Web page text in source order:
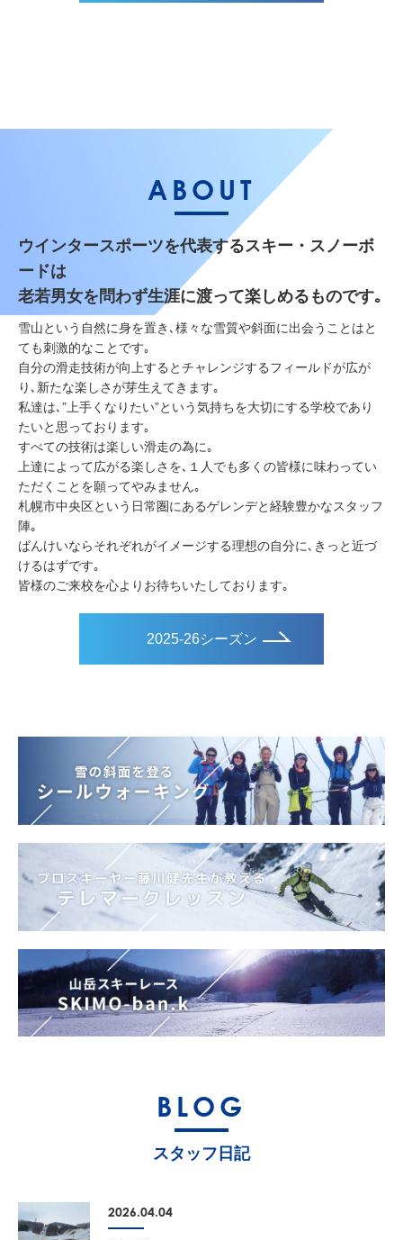
ABOUT
ウインタースポーツを代表するスキー・スノーボ
ードは
老若男女を問わず生涯に渡って楽しめるものです｡
雪山という自然に身を置き､様々な雪質や斜面に出会うことはと
ても刺激的なことです｡
自分の滑走技術が向上するとチャレンジするフィールドが広が
り､新たな楽しさが芽生えてきます｡
私達は､”上手くなりたい”という気持ちを大切にする学校であり
たいと思っております｡
すべての技術は楽しい滑走の為に｡
上達によって広がる楽しさを､１人でも多くの皆様に味わってい
ただくことを願ってやみません｡
札幌市中央区という日常圏にあるゲレンデと経験豊かなスタッフ
陣｡
ばんけいならそれぞれがイメージする理想の自分に､きっと近づ
けるはずです｡
皆様のご来校を心よりお待ちいたしております｡
2025-26シーズン
BLOG
スタッフ日記
2026.04.04